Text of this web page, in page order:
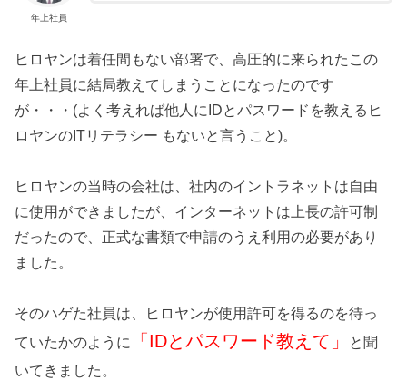
年上社員
ヒロヤンは着任間もない部署で、高圧的に来られたこの
年上社員に結局教えてしまうことになったのです
が・・・(よく考えれば他人にIDとパスワードを教えるヒ
ロヤンのITリテラシー もないと言うこと)。
ヒロヤンの当時の会社は、社内のイントラネットは自由
に使用ができましたが、インターネットは上長の許可制
だったので、正式な書類で申請のうえ利用の必要があり
ました。
そのハゲた社員は、ヒロヤンが使用許可を得るのを待っ
ていたかのように
「IDとパスワード教えて」
と聞
いてきました。